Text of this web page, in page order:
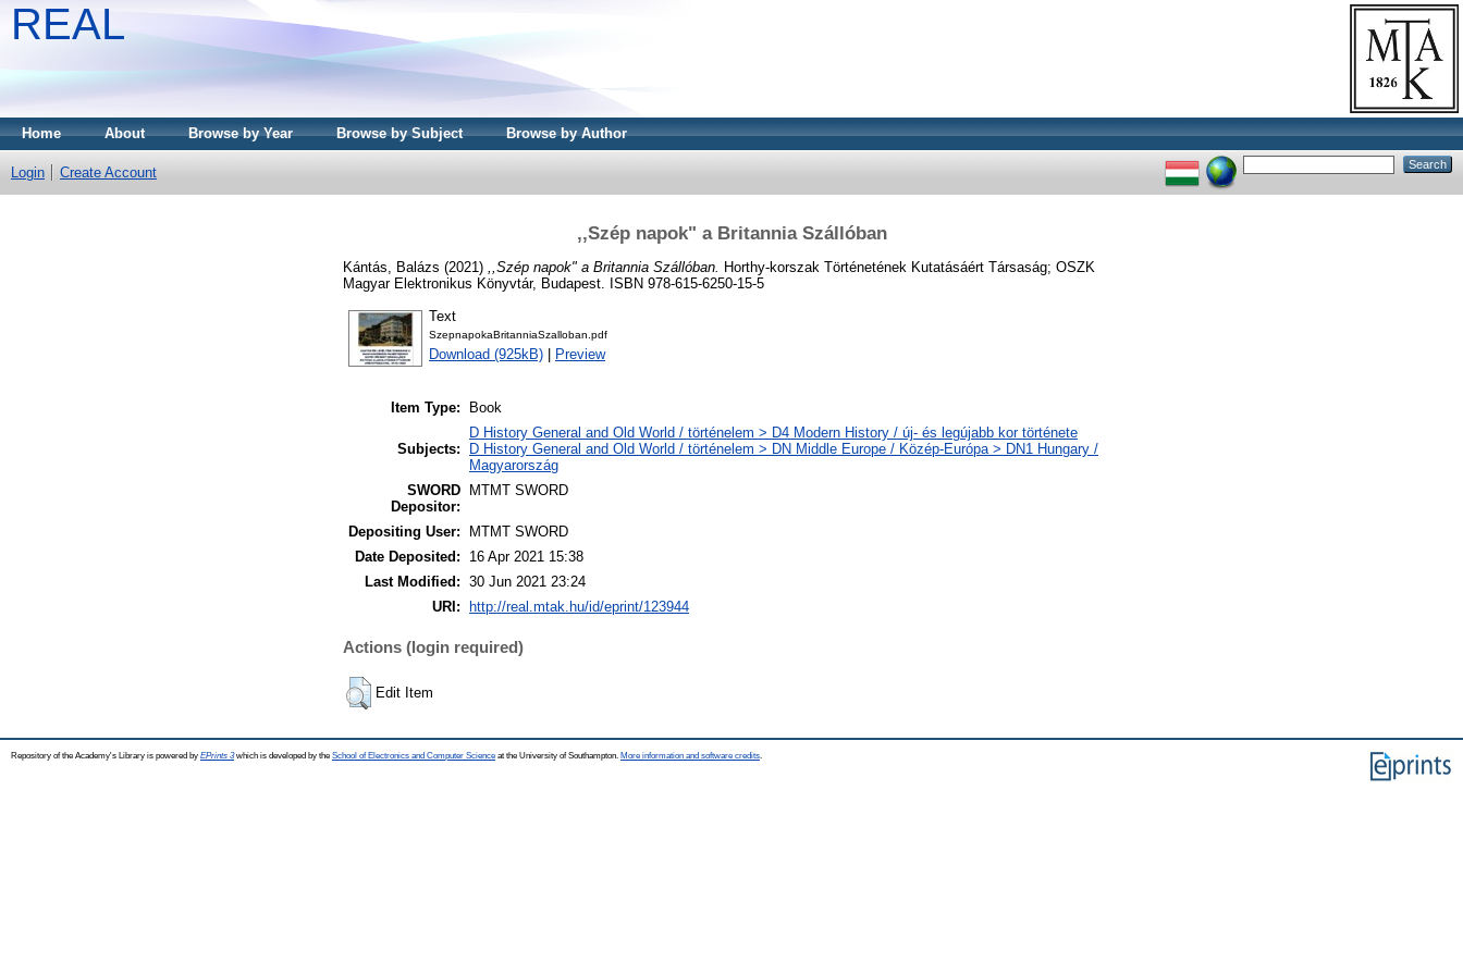
REAL
Home About Browse by Year Browse by Subject Browse by Author
Login Create Account
,,Szép napok" a Britannia Szállóban
Kántás, Balázs (2021) ,,Szép napok" a Britannia Szállóban. Horthy-korszak Történetének Kutatásáért Társaság; OSZK
Magyar Elektronikus Könyvtár, Budapest. ISBN 978-615-6250-15-5
Text
SzepnapokaBritanniaSzalloban.pdf
Download (925kB) Preview
Item Type: Book
Subjects:
D History General and Old World / történelem > D4 Modern History / új- és legújabb kor története
D History General and Old World / történelem > DN Middle Europe / Közép-Európa > DN1 Hungary /
Magyarország
SWORD
Depositor:
MTMT SWORD
Depositing User:
MTMT SWORD
Date Deposited:
16 Apr 2021 15:38
Last Modified: 30 Jun 2021 23:24
URI:
http://real.mtak.hu/id/eprint/123944
Actions (login required)
Edit Item
Repository of the Academy's Library is powered by EPrints 3which is developed by the School of Electronics and Computer Science at the University of Southampton. More information and software credits